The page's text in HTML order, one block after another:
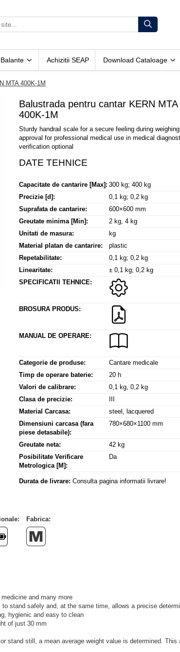
Achizitii SEAP Download Cataloage
MTA 400K-1M
Balustrada pentru cantar KERN MTA
400K-1M
Sturdy handrail scale for a secure feeling during
approval for professional medical use in medical
verification optional
Capacitate de cantarire [Max]: 300 kg; 400 kg
Precizie [d]:
0,1 kg; 0,2 kg
Suprafata de cantarire:
600×600 mm
Greutate minima [Min]:
2 kg, 4 kg
Unitati de masura:
kg
Material platan de cantarire:
plastic
Repetabilitate:
0,1 kg; 0,2 kg
Linearitate:
± 0,1 kg; 0,2 kg
SPECIFICATII TEHNICE:
BROSURA PRODUS:
MANUAL DE OPERARE:
Categorie de produse:
Cantare medicale
Timp de operare baterie:
20 h
Valori de calibrare:
0,1 kg, 0,2 kg
Clasa de precizie:
III
Material Carcasa:
steel, lacquered
Dimensiuni carcasa (fara
piese detasabile):
780×680×1100 mm
Greutate neta:
42 kg
Posibilitate Verificare
Metrologica [M]:
Da
Durata de livrare: Consulta pagina informatii livrare!
Fabrica:
and many more
stand safely and, at the same time, allows a precise
hygienic and easy to clean
of just 30 mm
stand still, a mean average weight value is determined.